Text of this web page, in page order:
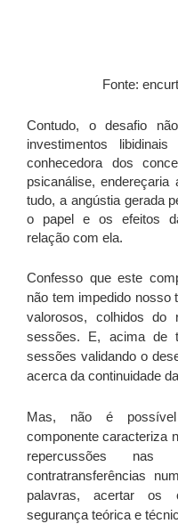
Fonte:
Contudo, o desafio
investimentos
conhecedora dos
psicanálise,
tudo, a angústia gerada
o papel e os efeitos
relação com ela.
Confesso que este
não tem impedido nosso
valorosos, colhidos do
sessões. E, acima de
sessões validando o
acerca da continuidade
Mas, não é
componente caracteriza
repercussões nas
contratransferências
palavras, acertar os
segurança teórica e